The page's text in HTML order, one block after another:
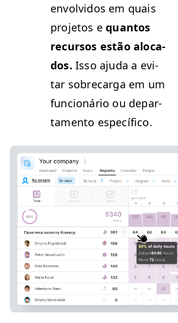
envolvi­dos em quais
pro­je­tos equan­tos
recur­sos estão alo­ca­
dos. Isso aju­da a evi­
tar sobre­car­ga em um
fun­cionário ou depar­
ta­men­to específico.